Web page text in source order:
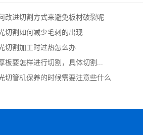
改进切割方式来避免板材破裂呢
切割如何减少毛刺的出现
切割加工时过热怎么办
板要怎样进行切割，具体切割...
切管机保养的时候需要注意些什么